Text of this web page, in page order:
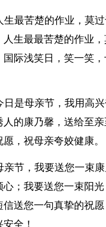
苦楚的作业，莫过
人生最最苦楚的作业
国际浅笑日，笑一笑
是母亲节，我用高兴
人的康乃馨，送给至
，祝母亲夸姣健康。
节，我要送您一束康
心；我要送您一束阳
送您一句真挚的祝愿
全！